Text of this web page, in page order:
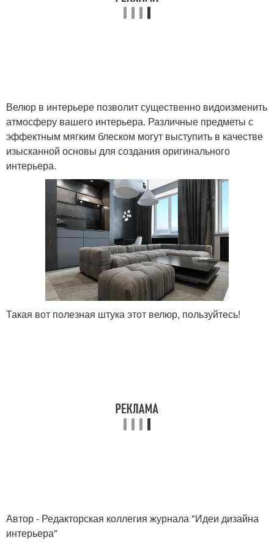
Велюр в интерьере позволит существенно видоизменить
атмосферу вашего интерьера. Различные предметы с
эффектным мягким блеском могут выступить в качестве
изысканной основы для создания оригинального
интерьера.
Такая вот полезная штука этот велюр, пользуйтесь!
Автор - Редакторская коллегия журнала "Идеи дизайна
интерьера"